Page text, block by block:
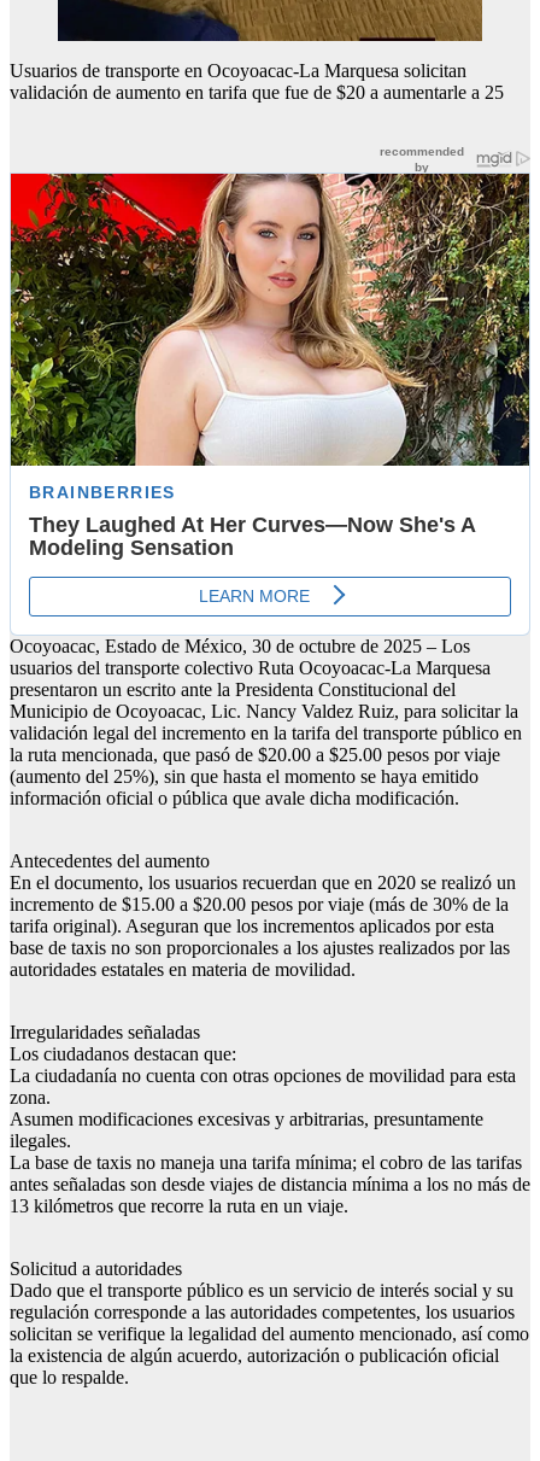
Usuarios de transporte en Ocoyoacac-La Marquesa solicitan
validación de aumento en tarifa que fue de $20 a aumentarle a 25
Ocoyoacac, Estado de México, 30 de octubre de 2025 – Los
usuarios del transporte colectivo Ruta Ocoyoacac-La Marquesa
presentaron un escrito ante la Presidenta Constitucional del
Municipio de Ocoyoacac, Lic. Nancy Valdez Ruiz, para solicitar la
validación legal del incremento en la tarifa del transporte público en
la ruta mencionada, que pasó de $20.00 a $25.00 pesos por viaje
(aumento del 25%), sin que hasta el momento se haya emitido
información oficial o pública que avale dicha modificación.
Antecedentes del aumento
En el documento, los usuarios recuerdan que en 2020 se realizó un
incremento de $15.00 a $20.00 pesos por viaje (más de 30% de la
tarifa original). Aseguran que los incrementos aplicados por esta
base de taxis no son proporcionales a los ajustes realizados por las
autoridades estatales en materia de movilidad.
Irregularidades señaladas
Los ciudadanos destacan que:
La ciudadanía no cuenta con otras opciones de movilidad para esta
zona.
Asumen modificaciones excesivas y arbitrarias, presuntamente
ilegales.
La base de taxis no maneja una tarifa mínima; el cobro de las tarifas
antes señaladas son desde viajes de distancia mínima a los no más de
13 kilómetros que recorre la ruta en un viaje.
Solicitud a autoridades
Dado que el transporte público es un servicio de interés social y su
regulación corresponde a las autoridades competentes, los usuarios
solicitan se verifique la legalidad del aumento mencionado, así como
la existencia de algún acuerdo, autorización o publicación oficial
que lo respalde.